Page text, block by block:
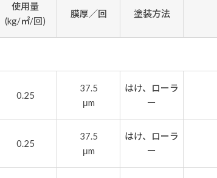
グリーンループBMK
使用量
(kg/㎡/回)
膜厚／回 塗装方法
0.25
37.5
μm
はけ、ローラ
ー
0.25
37.5
μm
はけ、ローラ
ー